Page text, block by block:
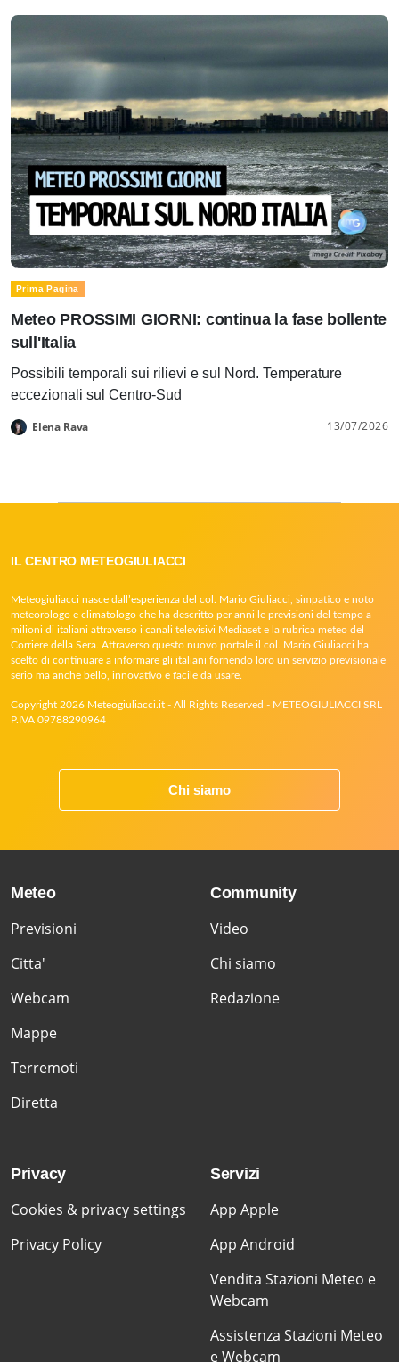
Prima Pagina
Meteo PROSSIMI GIORNI: continua la fase bollente
sull'Italia
Possibili temporali sui rilievi e sul Nord. Temperature
eccezionali sul Centro-Sud
Elena Rava 13/07/2026
IL CENTRO METEOGIULIACCI
Meteogiuliacci nasce dall’esperienza del col. Mario Giuliacci, simpatico e noto
meteorologo e climatologo che ha descritto per anni le previsioni del tempo a
milioni di italiani attraverso i canali televisivi Mediaset e la rubrica meteo del
Corriere della Sera. Attraverso questo nuovo portale il col. Mario Giuliacci ha
scelto di continuare a informare gli italiani fornendo loro un servizio previsionale
serio ma anche bello, innovativo e facile da usare.
Copyright 2026 Meteogiuliacci.it - All Rights Reserved - METEOGIULIACCI SRL
P.IVA 09788290964
Chi siamo
Meteo
Previsioni
Citta'
Webcam
Mappe
Terremoti
Diretta
Community
Video
Chi siamo
Redazione
Privacy
Cookies & privacy settings
Privacy Policy
Servizi
App Apple
App Android
Vendita Stazioni Meteo e
Webcam
Assistenza Stazioni Meteo
e Webcam